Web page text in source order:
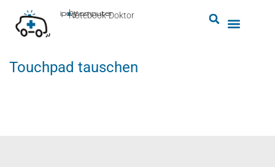
Notebook-Doktor
by
■
ipc-computer
Touchpad tauschen